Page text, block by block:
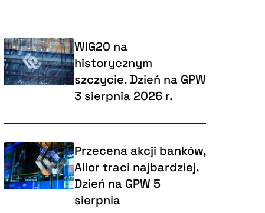
WIG20 na
historycznym
szczycie. Dzień na GPW
3 sierpnia 2026 r.
Przecena akcji banków,
Alior traci najbardziej.
Dzień na GPW 5
sierpnia